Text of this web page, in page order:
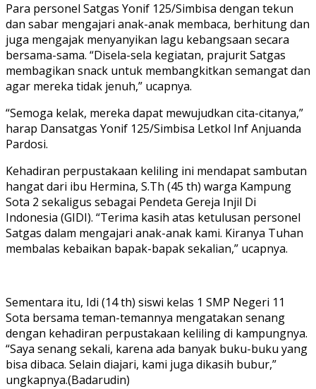
Para personel Satgas Yonif 125/Simbisa dengan tekun
dan sabar mengajari anak-anak membaca, berhitung dan
juga mengajak menyanyikan lagu kebangsaan secara
bersama-sama. “Disela-sela kegiatan, prajurit Satgas
membagikan snack untuk membangkitkan semangat dan
agar mereka tidak jenuh,” ucapnya.
“Semoga kelak, mereka dapat mewujudkan cita-citanya,”
harap Dansatgas Yonif 125/Simbisa Letkol Inf Anjuanda
Pardosi.
Kehadiran perpustakaan keliling ini mendapat sambutan
hangat dari ibu Hermina, S.Th (45 th) warga Kampung
Sota 2 sekaligus sebagai Pendeta Gereja Injil Di
Indonesia (GIDI). “Terima kasih atas ketulusan personel
Satgas dalam mengajari anak-anak kami. Kiranya Tuhan
membalas kebaikan bapak-bapak sekalian,” ucapnya.
Sementara itu, Idi (14 th) siswi kelas 1 SMP Negeri 11
Sota bersama teman-temannya mengatakan senang
dengan kehadiran perpustakaan keliling di kampungnya.
“Saya senang sekali, karena ada banyak buku-buku yang
bisa dibaca. Selain diajari, kami juga dikasih bubur,”
ungkapnya.(Badarudin)